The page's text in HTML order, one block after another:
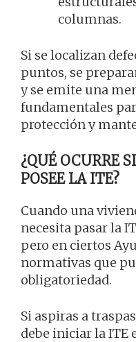
columnas.
Si se localizan
puntos, se
y se emite una
fundamentales
protección y
¿QUÉ OCURRE
POSEE LA ITE?
Cuando una
necesita pasar la
pero en ciertos
normativas que
obligatoriedad.
Si aspiras a
debe iniciar la ITE